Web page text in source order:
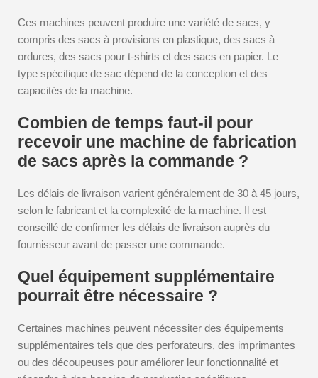
Ces machines peuvent produire une variété de sacs, y
compris des sacs à provisions en plastique, des sacs à
ordures, des sacs pour t-shirts et des sacs en papier. Le
type spécifique de sac dépend de la conception et des
capacités de la machine.
Combien de temps faut-il pour
recevoir une machine de fabrication
de sacs après la commande ?
Les délais de livraison varient généralement de 30 à 45 jours,
selon le fabricant et la complexité de la machine. Il est
conseillé de confirmer les délais de livraison auprès du
fournisseur avant de passer une commande.
Quel équipement supplémentaire
pourrait être nécessaire ?
Certaines machines peuvent nécessiter des équipements
supplémentaires tels que des perforateurs, des imprimantes
ou des découpeuses pour améliorer leur fonctionnalité et